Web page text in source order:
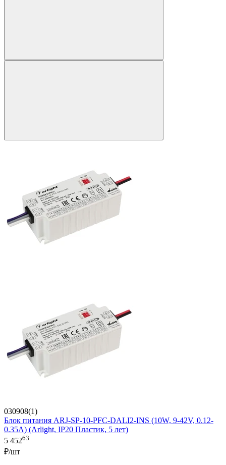
030908(1)
Блок питания ARJ-SP-10-PFC-DALI2-INS (10W, 9-42V, 0.12-
0.35A) (Arlight, IP20 Пластик, 5 лет)
5 45263
₽/шт